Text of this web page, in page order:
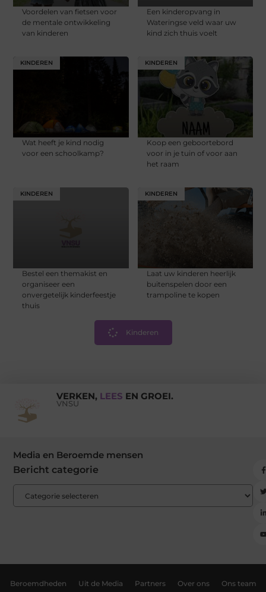
Voordelen van fietsen voor
de mentale ontwikkeling
van kinderen
Een kinderopvang in
Wateringse veld waar uw
kind zich thuis voelt
KINDEREN
Wat heeft je kind nodig
voor een schoolkamp?
KINDEREN
Koop een geboortebord
voor in je tuin of voor aan
het raam
KINDEREN
Bestel een themakist en
organiseer een
onvergetelijk kinderfeestje
thuis
KINDEREN
Laat uw kinderen heerlijk
buitenspelen door een
trampoline te kopen
Kinderen
VERKEN, LEES EN GROEI.
VNSU
Media en Beroemde mensen
Bericht categorie
Beroemdheden Uit de Media Partners Over ons Ons team